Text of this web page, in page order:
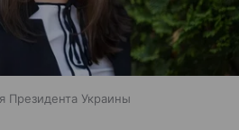
Президента Украины